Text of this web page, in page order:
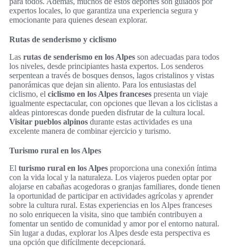
expertos locales, lo que garantiza una experiencia segura y
emocionante para quienes desean explorar.
Rutas de senderismo y ciclismo
Las rutas de senderismo en los Alpes son adecuadas para todos
los niveles, desde principiantes hasta expertos. Los senderos
serpentean a través de bosques densos, lagos cristalinos y vistas
panorámicas que dejan sin aliento. Para los entusiastas del
ciclismo, el ciclismo en los Alpes franceses presenta un viaje
igualmente espectacular, con opciones que llevan a los ciclistas a
aldeas pintorescas donde pueden disfrutar de la cultura local.
Visitar pueblos alpinos durante estas actividades es una
excelente manera de combinar ejercicio y turismo.
Turismo rural en los Alpes
El turismo rural en los Alpes proporciona una conexión íntima
con la vida local y la naturaleza. Los viajeros pueden optar por
alojarse en cabañas acogedoras o granjas familiares, donde tienen
la oportunidad de participar en actividades agrícolas y aprender
sobre la cultura rural. Estas experiencias en los Alpes franceses
no solo enriquecen la visita, sino que también contribuyen a
fomentar un sentido de comunidad y amor por el entorno natural.
Sin lugar a dudas, explorar los Alpes desde esta perspectiva es
una opción que difícilmente decepcionará.